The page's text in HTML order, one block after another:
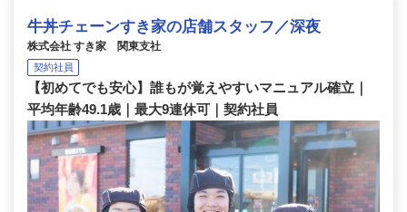
牛丼チェーンすき家の店舗スタッフ／深夜
株式会社 すき家 関東支社
契約社員
【初めてでも安心】誰もが覚えやすいマニュアル確立｜
平均年齢49.1歳｜最大9連休可｜契約社員